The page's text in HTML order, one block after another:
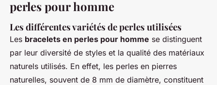
perles pour homme
Les différentes variétés de perles utilisées
Les bracelets en perles pour homme se distinguent
par leur diversité de styles et la qualité des matériaux
naturels utilisés. En effet, les perles en pierres
naturelles, souvent de 8 mm de diamètre, constituent